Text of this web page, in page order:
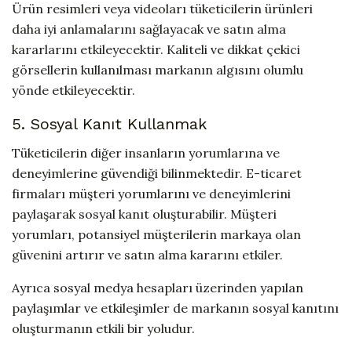
Ürün resimleri veya videoları tüketicilerin ürünleri
daha iyi anlamalarını sağlayacak ve satın alma
kararlarını etkileyecektir. Kaliteli ve dikkat çekici
görsellerin kullanılması markanın algısını olumlu
yönde etkileyecektir.
5. Sosyal Kanıt Kullanmak
Tüketicilerin diğer insanların yorumlarına ve
deneyimlerine güvendiği bilinmektedir. E-ticaret
firmaları müşteri yorumlarını ve deneyimlerini
paylaşarak sosyal kanıt oluşturabilir. Müşteri
yorumları, potansiyel müşterilerin markaya olan
güvenini artırır ve satın alma kararını etkiler.
Ayrıca sosyal medya hesapları üzerinden yapılan
paylaşımlar ve etkileşimler de markanın sosyal kanıtını
oluşturmanın etkili bir yoludur.